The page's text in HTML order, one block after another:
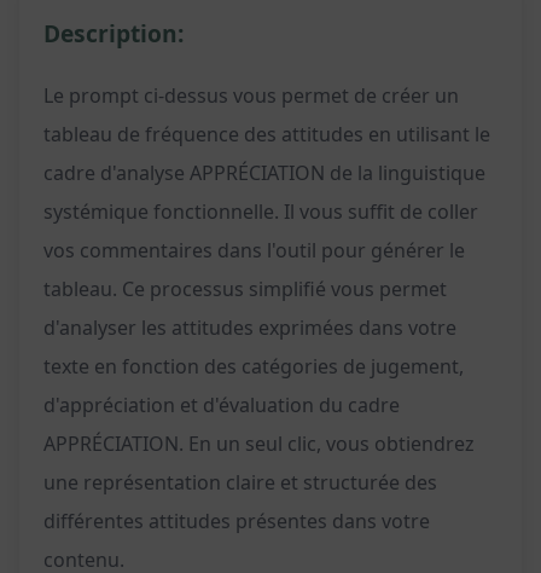
Description:
Le prompt ci-dessus vous permet de créer un
tableau de fréquence des attitudes en utilisant le
cadre d'analyse APPRÉCIATION de la linguistique
systémique fonctionnelle. Il vous suffit de coller
vos commentaires dans l'outil pour générer le
tableau. Ce processus simplifié vous permet
d'analyser les attitudes exprimées dans votre
texte en fonction des catégories de jugement,
d'appréciation et d'évaluation du cadre
APPRÉCIATION. En un seul clic, vous obtiendrez
une représentation claire et structurée des
différentes attitudes présentes dans votre
contenu.